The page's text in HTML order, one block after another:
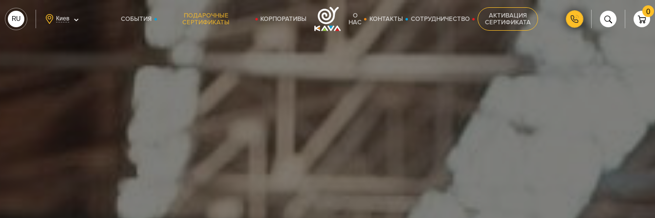
RU Киев СОБЫТИЯ
ПОДАРОЧНЫЕ
СЕРТИФИКАТЫ
КОРПОРАТИВЫ
О
НАС
КОНТАКТЫ СОТРУДНИЧЕСТВО
АКТИВАЦИЯ
СЕРТИФИКАТА
0